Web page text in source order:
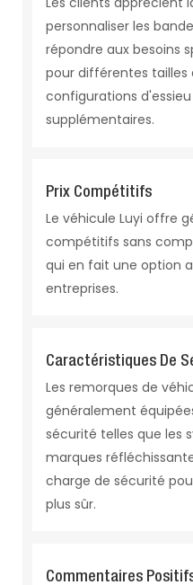
personnaliser les
répondre aux besoins
pour différentes
configurations
supplémentaires.
Prix ​​compétitifs
Le véhicule Luyi offre
compétitifs sans
qui en fait une option
entreprises.
Caractéristiques De
Les remorques de
généralement
sécurité telles que les
marques
charge de sécurité
plus sûr.
Commentaires